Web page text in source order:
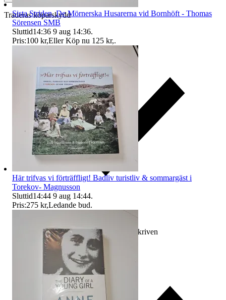
Traderas köparskydd
Ersättning om varan inte är som beskriven
Sista Striden. De Mörnerska Husarerna vid Bornhöft - Thomas
Sörensen SMB
Sluttid14:36 9 aug 14:36.
Pris:100 kr,Eller Köp nu 125 kr,.
Här trifvas vi förträffligt! Badliv turistliv & sommargäst i
Torekov- Magnusson
Sluttid14:44 9 aug 14:44.
Pris:275 kr,Ledande bud.